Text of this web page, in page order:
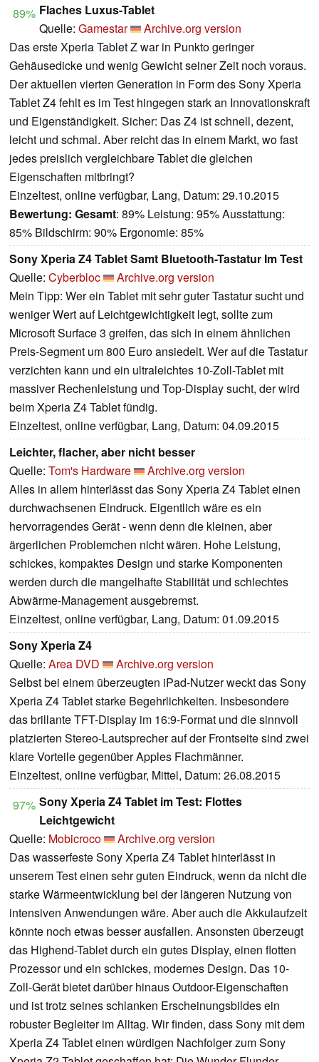
89% Flaches Luxus-Tablet
Quelle: Gamestar
Archive.org version
Das erste Xperia Tablet Z war in Punkto geringer
Gehäusedicke und wenig Gewicht seiner Zeit noch voraus.
Der aktuellen vierten Generation in Form des Sony Xperia
Tablet Z4 fehlt es im Test hingegen stark an Innovationskraft
und Eigenständigkeit. Sicher: Das Z4 ist schnell, dezent,
leicht und schmal. Aber reicht das in einem Markt, wo fast
jedes preislich vergleichbare Tablet die gleichen
Eigenschaften mitbringt?
Einzeltest, online verfügbar, Lang, Datum: 29.10.2015
Bewertung: Gesamt: 89% Leistung: 95% Ausstattung:
85% Bildschirm: 90% Ergonomie: 85%
Sony Xperia Z4 Tablet Samt Bluetooth-Tastatur Im Test
Quelle: Cyberbloc
Archive.org version
Mein Tipp: Wer ein Tablet mit sehr guter Tastatur sucht und
weniger Wert auf Leichtgewichtigkeit legt, sollte zum
Microsoft Surface 3 greifen, das sich in einem ähnlichen
Preis-Segment um 800 Euro ansiedelt. Wer auf die Tastatur
verzichten kann und ein ultraleichtes 10-Zoll-Tablet mit
massiver Rechenleistung und Top-Display sucht, der wird
beim Xperia Z4 Tablet fündig.
Einzeltest, online verfügbar, Lang, Datum: 04.09.2015
Leichter, flacher, aber nicht besser
Quelle: Tom's Hardware
Archive.org version
Alles in allem hinterlässt das Sony Xperia Z4 Tablet einen
durchwachsenen Eindruck. Eigentlich wäre es ein
hervorragendes Gerät - wenn denn die kleinen, aber
ärgerlichen Problemchen nicht wären. Hohe Leistung,
schickes, kompaktes Design und starke Komponenten
werden durch die mangelhafte Stabilität und schlechtes
Abwärme-Management ausgebremst.
Einzeltest, online verfügbar, Lang, Datum: 01.09.2015
Sony Xperia Z4
Quelle: Area DVD
Archive.org version
Selbst bei einem überzeugten iPad-Nutzer weckt das Sony
Xperia Z4 Tablet starke Begehrlichkeiten. Insbesondere
das brillante TFT-Display im 16:9-Format und die sinnvoll
platzierten Stereo-Lautsprecher auf der Frontseite sind zwei
klare Vorteile gegenüber Apples Flachmänner.
Einzeltest, online verfügbar, Mittel, Datum: 26.08.2015
97% Sony Xperia Z4 Tablet im Test: Flottes
Leichtgewicht
Quelle: Mobicroco
Archive.org version
Das wasserfeste Sony Xperia Z4 Tablet hinterlässt in
unserem Test einen sehr guten Eindruck, wenn da nicht die
starke Wärmeentwicklung bei der längeren Nutzung von
intensiven Anwendungen wäre. Aber auch die Akkulaufzeit
könnte noch etwas besser ausfallen. Ansonsten überzeugt
das Highend-Tablet durch ein gutes Display, einen flotten
Prozessor und ein schickes, modernes Design. Das 10-
Zoll-Gerät bietet darüber hinaus Outdoor-Eigenschaften
und ist trotz seines schlanken Erscheinungsbildes ein
robuster Begleiter im Alltag. Wir finden, dass Sony mit dem
Xperia Z4 Tablet einen würdigen Nachfolger zum Sony